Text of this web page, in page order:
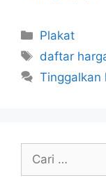
Kategori
Plakat
Tag
daftar
Tinggalkan
untuk: